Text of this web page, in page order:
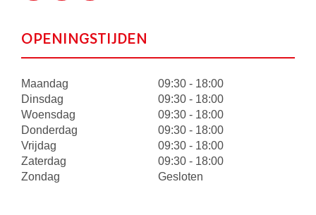
OPENINGSTIJDEN
Maandag
Dinsdag
Woensdag
Donderdag
Vrijdag
Zaterdag
Zondag
09:30 - 18:00
09:30 - 18:00
09:30 - 18:00
09:30 - 18:00
09:30 - 18:00
09:30 - 18:00
Gesloten